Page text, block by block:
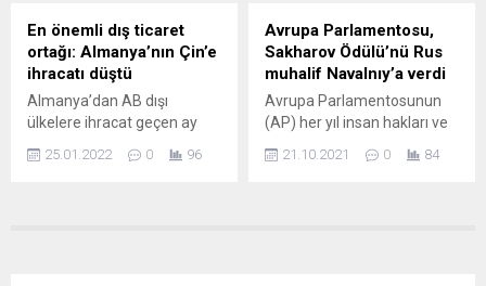
yok değil. PRİMORSKE
NOVİCE (Slovakya) AÇLIK VE
GÖÇ Primorske novice,...
hastalığı olan hastalara da
öncelik verilecek. Viyana
yönetimi aşılamaya...
En önemli dış ticaret
ortağı: Almanya’nın Çin’e
ihracatı düştü
Almanya’dan AB dışı
ülkelere ihracat geçen ay
artarak 53 milyar avroya
25.01.2022 0 96
Avrupa Parlamentosu,
Sakharov Ödülü’nü Rus
muhalif Navalnıy’a verdi
Avrupa Parlamentosunun
(AP) her yıl insan hakları ve
verdiği Sakharov Ödülü’ne
21.10.2021 0 84